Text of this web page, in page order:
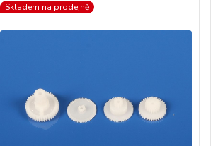
Skladem na prodejně